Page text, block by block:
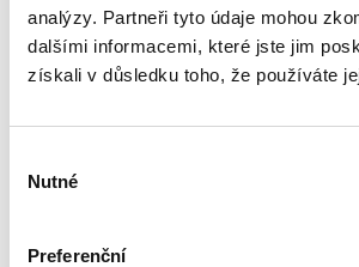
analýzy. Partneři tyto údaje mohou
dalšími informacemi, které jste jim
získali v důsledku toho, že používáte
souhlasu
Nutné
Preferenční
Semináře a
Vzdělávejte se kvalitně.
Vzdělávejte se s Akademií